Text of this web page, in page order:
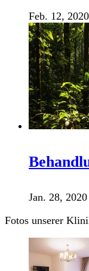
Feb. 12, 2020
Jan. 28, 2020
Fotos unserer